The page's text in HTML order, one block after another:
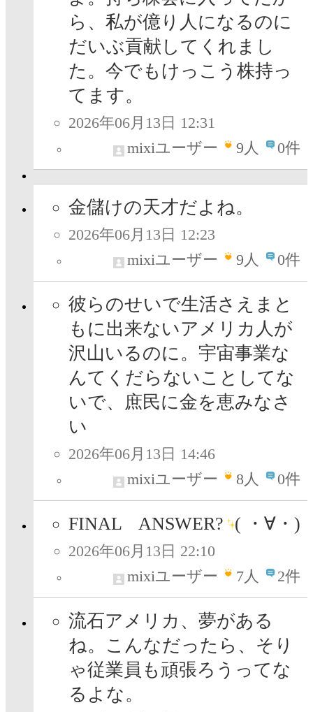
ら、私が億り人になるのに
だいぶ貢献してくれまし
た。今でもけっこう株持っ
てます。
2026年06月13日 12:31
mixiユーザー
9人 0件
金儲けの天才だよね。
2026年06月13日 12:23
mixiユーザー
9人 0件
彼らのせいで生活さえまと
もに出来ないアメリカ人が
沢山いるのに。宇宙事業な
んてくだらないことしてな
いで、庶民に金を恵みなさ
い
2026年06月13日 14:46
mixiユーザー
8人 0件
FINAL ANSWER? ( ・∀・)
2026年06月13日 22:10
mixiユーザー
7人 2件
流石アメリカ、夢がある
ね。こんなだったら、そり
ゃ従業員も頑張ろうってな
るよな。